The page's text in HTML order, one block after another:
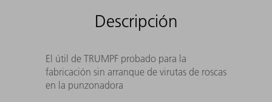
Descripción
El útil de TRUMPF probado para la
fabricación sin arranque de virutas de roscas
en la punzonadora